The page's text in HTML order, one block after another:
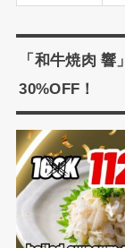
「和牛焼肉
30%OFF！